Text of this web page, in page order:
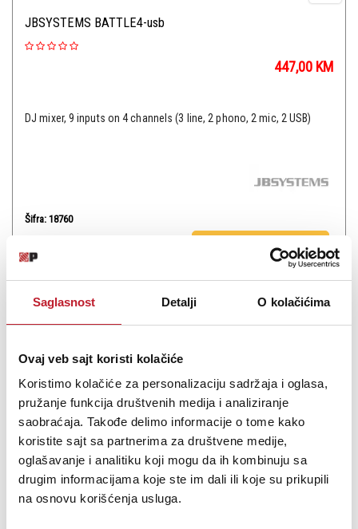
Saglasnost Detalji O kolačićima
Ovaj veb sajt koristi kolačiće
Koristimo kolačiće za personalizaciju sadržaja i oglasa,
pružanje funkcija društvenih medija i analiziranje
saobraćaja. Takođe delimo informacije o tome kako
koristite sajt sa partnerima za društvene medije,
oglašavanje i analitiku koji mogu da ih kombinuju sa
drugim informacijama koje ste im dali ili koje su prikupili
na osnovu korišćenja usluga.
JBSYSTEMS BATTLE4-usb
447,00 KM
DJ mixer, 9 inputs on 4 channels (3 line, 2 phono, 2 mic, 2 USB)
Šifra: 18760
PROVJERITE DOSTUPNOST
JBSYSTEMS MIX5.2